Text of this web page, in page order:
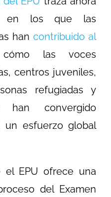
en los que las
han contribuido al
las voces
centros juveniles,
refugiadas y
han convergido
un esfuerzo global
el EPU ofrece una
del Examen